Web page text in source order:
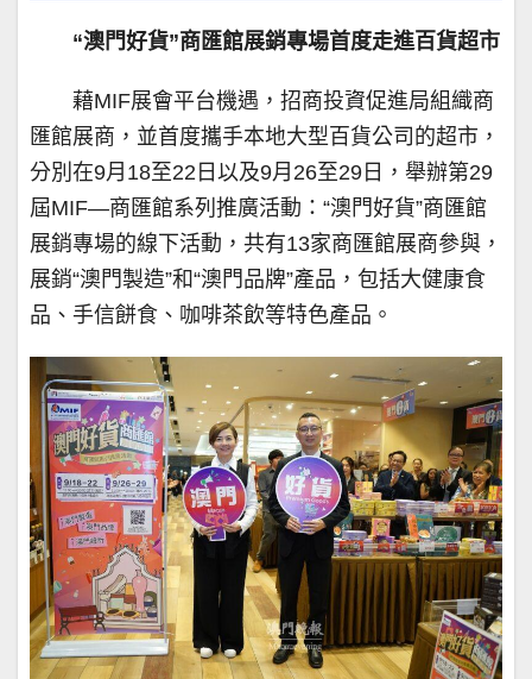
“澳門好貨”商匯館展銷專場首度走進百貨超市
藉MIF展會平台機遇，招商投資促進局組織商
匯館展商，並首度攜手本地大型百貨公司的超市，
分別在9月18至22日以及9月26至29日，舉辦第29
屆MIF—商匯館系列推廣活動：“澳門好貨”商匯館
展銷專場的線下活動，共有13家商匯館展商參與，
展銷“澳門製造”和“澳門品牌”產品，包括大健康食
品、手信餅食、咖啡茶飲等特色產品。